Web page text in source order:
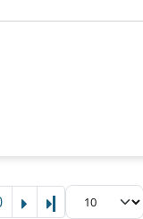
Letzte Seite